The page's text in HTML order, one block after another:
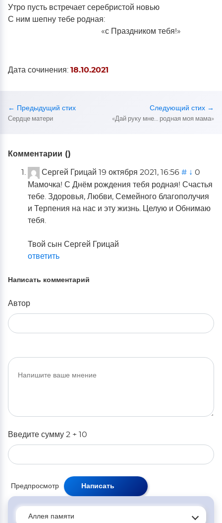
Утро пусть встречает серебристой новью
С ним шепну тебе родная:
«с Праздником тебя!»
Дата сочинения: 18.10.2021
← Предыдущий стих
Сердце матери
Следующий стих →
«Дай руку мне… родная моя мама»
Комментарии ()
Сергей Грицай 19 октября 2021, 16:56 # ↓ 0
Мамочка! С Днём рождения тебя родная! Счастья
тебе. Здоровья, Любви, Семейного благополучия
и Терпения на нас и эту жизнь. Целую и Обнимаю
тебя.
Твой сын Сергей Грицай
ответить
Написать комментарий
Автор
Введите сумму 2 + 10
Аллея памяти